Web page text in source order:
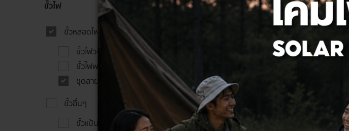
ขั้วไฟ ล้าง
ขั้วหลอดไฟวินเทจ
ขั้วไฟวินเทจ
ขั้วไฟพร้อมสายครบชุด
ชุดสายไฟ
ขั้วอื่นๆ
ขั้วแป้น E27